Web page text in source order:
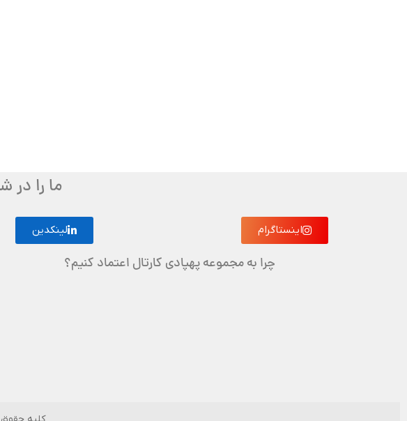
ما را در
اینستاگرام لینکدین
چرا به مجموعه پهپادی کارتال اعتماد کنیم؟